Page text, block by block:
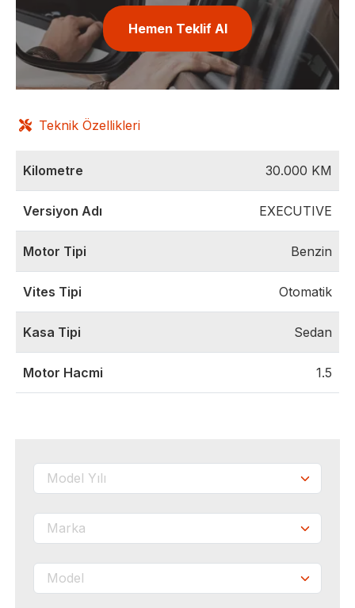
Hemen Teklif Al
Teknik Özellikleri
Kilometre 30.000 KM
Versiyon Adı EXECUTIVE
Motor Tipi Benzin
Vites Tipi Otomatik
Kasa Tipi Sedan
Motor Hacmi 1.5